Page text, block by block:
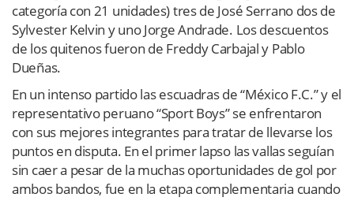
categoría con 21 unidades) tres de José Serrano dos de
Sylvester Kelvin y uno Jorge Andrade. Los descuentos
de los quitenos fueron de Freddy Carbajal y Pablo
Dueñas.
En un intenso partido las escuadras de “México F.C.” y el
representativo peruano “Sport Boys” se enfrentaron
con sus mejores integrantes para tratar de llevarse los
puntos en disputa. En el primer lapso las vallas seguían
sin caer a pesar de la muchas oportunidades de gol por
ambos bandos, fue en la etapa complementaria cuando